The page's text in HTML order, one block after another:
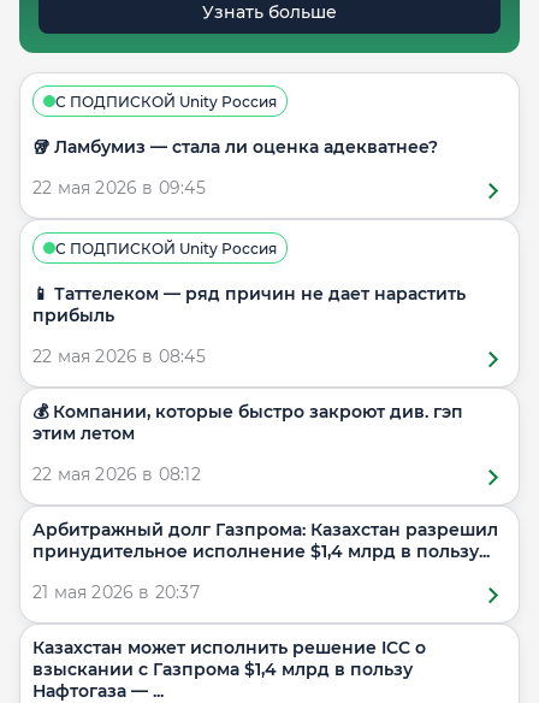
Узнать больше
С ПОДПИСКОЙ Unity Россия
🥡 Ламбумиз — стала ли оценка адекватнее?
22 мая 2026 в 09:45
С ПОДПИСКОЙ Unity Россия
📱 Таттелеком — ряд причин не дает нарастить
прибыль
22 мая 2026 в 08:45
💰 Компании, которые быстро закроют див. гэп
этим летом
22 мая 2026 в 08:12
Арбитражный долг Газпрома: Казахстан разрешил
принудительное исполнение $1,4 млрд в пользу...
21 мая 2026 в 20:37
Казахстан может исполнить решение ICC о
взыскании с Газпрома $1,4 млрд в пользу
Нафтогаза — ...